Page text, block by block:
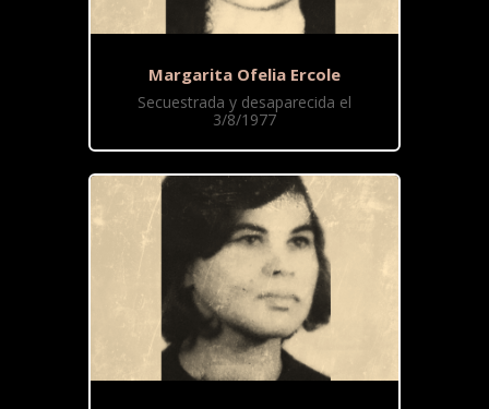
Margarita Ofelia Ercole
Secuestrada y desaparecida el
3/8/1977